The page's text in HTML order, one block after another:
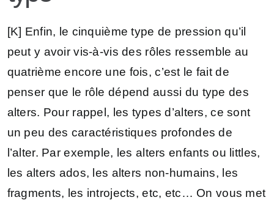
[K] Enfin, le cinquième type de pression qu’il
peut y avoir vis-à-vis des rôles ressemble au
quatrième encore une fois, c’est le fait de
penser que le rôle dépend aussi du type des
alters. Pour rappel, les types d’alters, ce sont
un peu des caractéristiques profondes de
l’alter. Par exemple, les alters enfants ou littles,
les alters ados, les alters non-humains, les
fragments, les introjects, etc, etc… On vous met